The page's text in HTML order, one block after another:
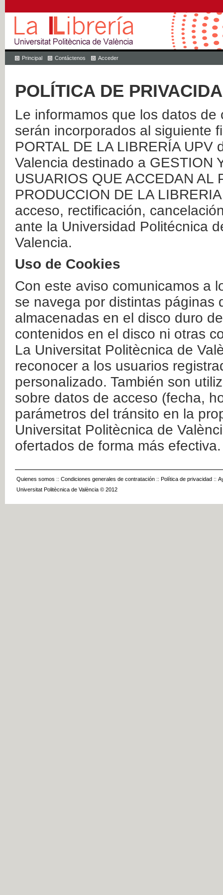
Principal Contáctenos Acceder
POLÍTICA DE
Le informamos que los datos
serán incorporados al siguiente
PORTAL DE LA LIBRERÍA
Valencia destinado a GESTION
USUARIOS QUE ACCEDAN AL
PRODUCCION DE LA
acceso, rectificación,
ante la Universidad Politécnica
Valencia.
Uso de Cookies
Con este aviso comunicamos a
se navega por distintas páginas
almacenadas en el disco duro
contenidos en el disco ni otras
La Universitat Politècnica de
reconocer a los usuarios
personalizado. También son
sobre datos de acceso (fecha,
parámetros del tránsito en la
Universitat Politècnica de
ofertados de forma más efectiva.
Quienes somos :: Condiciones generales de contratación :: Política de privacidad ::
Universitat Politècnica de València © 2012